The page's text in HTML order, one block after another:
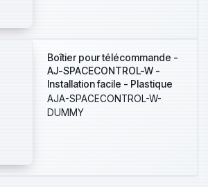
Boîtier pour télécommande -
AJ-SPACECONTROL-W -
Installation facile - Plastique
ABS - Couleur blanche
AJA-SPACECONTROL-W-
DUMMY